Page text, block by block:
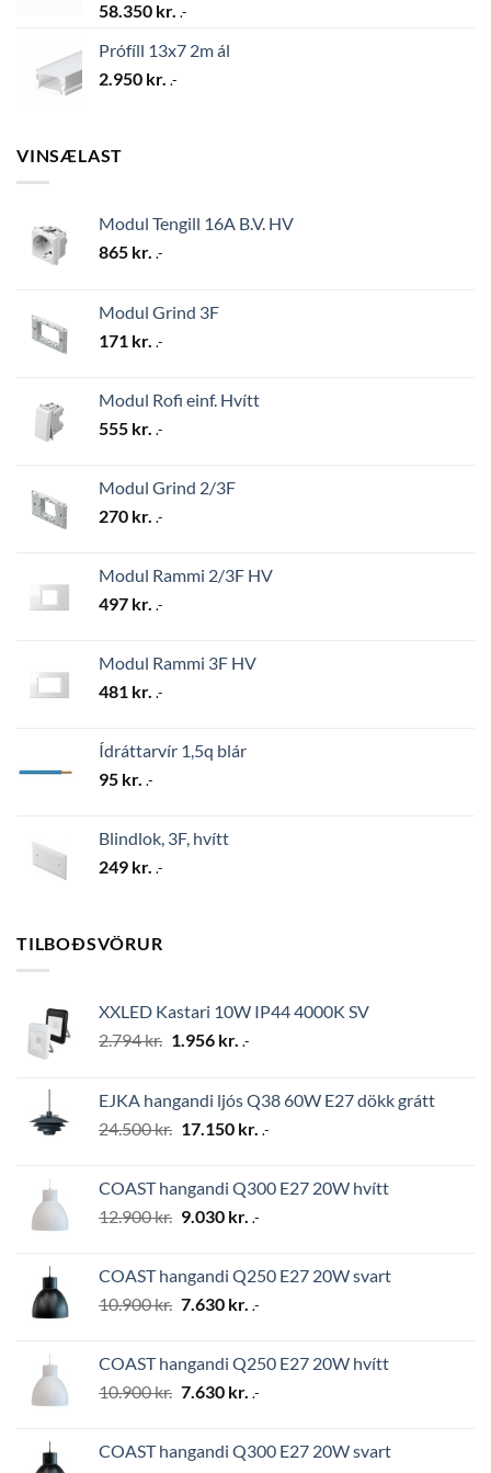
58.350 kr. .-
Prófíll 13x7 2m ál
2.950 kr. .-
VINSÆLAST
Modul Tengill 16A B.V. HV
865 kr. .-
Modul Grind 3F
171 kr. .-
Modul Rofi einf. Hvítt
555 kr. .-
Modul Grind 2/3F
270 kr. .-
Modul Rammi 2/3F HV
497 kr. .-
Modul Rammi 3F HV
481 kr. .-
Ídráttarvír 1,5q blár
95 kr. .-
Blindlok, 3F, hvítt
249 kr. .-
TILBOÐSVÖRUR
XXLED Kastari 10W IP44 4000K SV
2.794kr. Original
2.794 kr..
1.956 kr. Current
1.956 kr..
.-
EJKA hangandi ljós Q38 60W E27 dökk grátt
24.500kr. Original
24.500 kr..
17.150 kr. Current
17.150 kr..
.-
COAST hangandi Q300 E27 20W hvítt
12.900kr. Original
12.900 kr..
9.030 kr. Current
9.030 kr..
.-
COAST hangandi Q250 E27 20W svart
10.900kr. Original
10.900 kr..
7.630 kr. Current
7.630 kr..
.-
COAST hangandi Q250 E27 20W hvítt
10.900kr. Original
10.900 kr..
7.630 kr. Current
7.630 kr..
.-
COAST hangandi Q300 E27 20W svart